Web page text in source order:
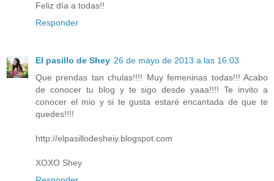
Feliz día a todas!!
Responder
El pasillo de Shey 26 de mayo de 2013 a las 16:03
Que prendas tan chulas!!!! Muy femeninas todas!!! Acabo
de conocer tu blog y te sigo desde yaaa!!!! Te invito a
conocer el mio y si te gusta estaré encantada de que te
quedes!!!!
http://elpasillodesheiy.blogspot.com
XOXO Shey